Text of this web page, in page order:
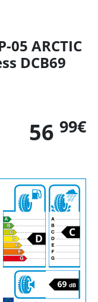
05 ARCTIC
DCB69
56 99€